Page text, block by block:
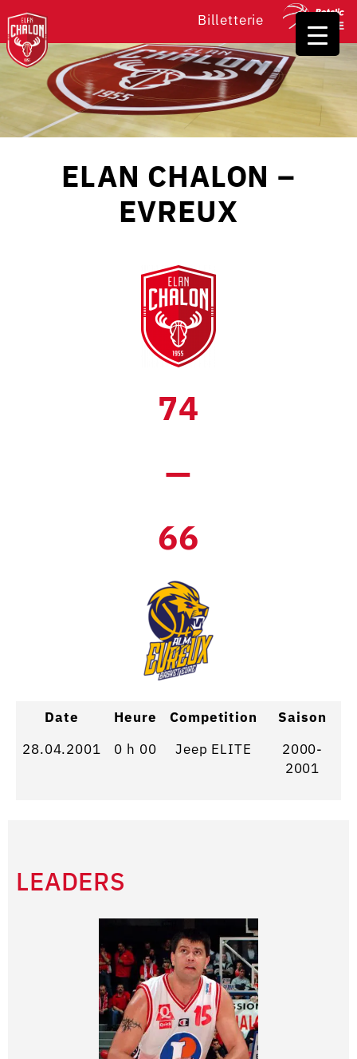
Billetterie
ELAN CHALON –
EVREUX
74
—
66
Date Heure Competition
Saison
28.04.2001
0 h 00 Jeep ELITE
2000-
2001
LEADERS